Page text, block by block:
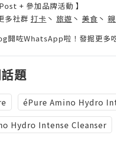
Post + 參加品牌活動 】
多社群 打卡 丶 旅遊 丶 美食 丶
開咗WhatsApp啦！發掘更多
題
éPure Amino Hydro
Hydro Intense Cleanser